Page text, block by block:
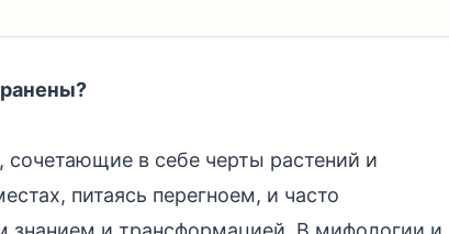
в себе черты растений и
питаясь перегноем, и часто